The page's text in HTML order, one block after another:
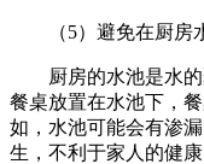
（5）避免在厨房
厨房的水池是水
餐桌放置在水池下，
如，水池可能会有渗
生，不利于家人的健